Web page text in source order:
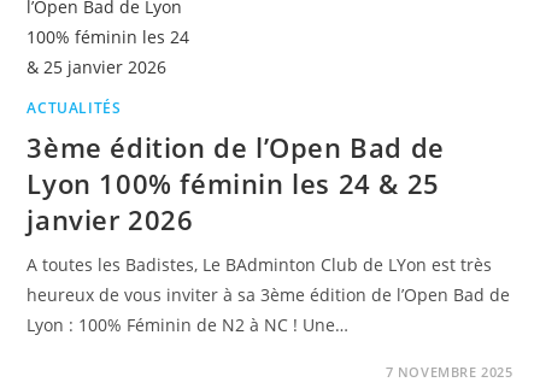
ACTUALITÉS
3ème édition de l’Open Bad de
Lyon 100% féminin les 24 & 25
janvier 2026
A toutes les Badistes, Le BAdminton Club de LYon est très
heureux de vous inviter à sa 3ème édition de l’Open Bad de
Lyon : 100% Féminin de N2 à NC ! Une…
7 NOVEMBRE 2025